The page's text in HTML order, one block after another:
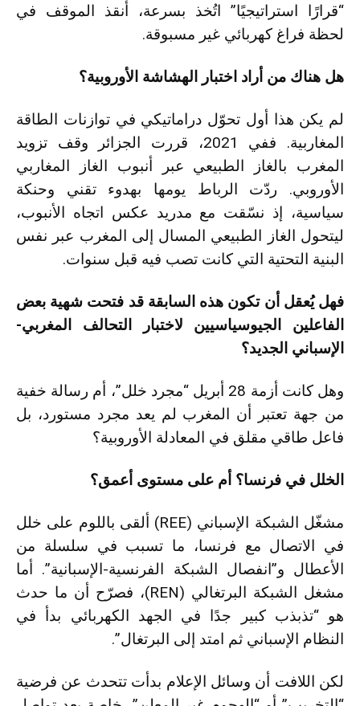
“قرارًا استراتيجيًا” اتُخذ بسرعة، أنقذ الموقف في
لحظة فراغ كهربائي غير مسبوقة.
هل هناك من أراد اختبار الهشاشة الأوروبية؟
لم يكن هذا أول تحوّل دراماتيكي في توازنات الطاقة
المغاربية. ففي 2021، قررت الجزائر وقف تزويد
المغرب بالغاز الطبيعي عبر أنبوب الغاز المغاربي
الأوروبي. ردّت الرباط يومها بهدوء تقني وحنكة
سياسية، إذ نسّقت مع مدريد عكس اتجاه الأنبوب،
ليتحول الغاز الطبيعي المسال إلى المغرب عبر نفس
البنية التحتية التي كانت تصب فيه قبل سنوات.
فهل يُعقل أن تكون هذه السابقة قد فتحت شهية بعض
الفاعلين الجيوسياسيين لاختبار التحالف المغربي-
الإسباني الجديد؟
وهل كانت أزمة 28 أبريل “مجرد خلل”، أم رسالة خفية
من جهة تعتبر أن المغرب لم يعد مجرد مستورد، بل
فاعل طاقي مقلق في المعادلة الأوروبية؟
الخلل في فرنسا؟ أم على مستوى أعمق؟
مشغّل الشبكة الإسباني (REE) ألقى باللوم على خلل
في الاتصال مع فرنسا، ما تسبب في سلسلة من
الأعطال و”انفصال الشبكة الفرنسية-الإسبانية”. أما
مشغل الشبكة البرتغالي (REN)، فصرّح أن ما حدث
هو “تذبذب كبير جدًا في الجهد الكهربائي بدأ في
النظام الإسباني ثم امتد إلى البرتغال”.
لكن اللافت أن وسائل الإعلام بدأت تتحدث عن فرضية